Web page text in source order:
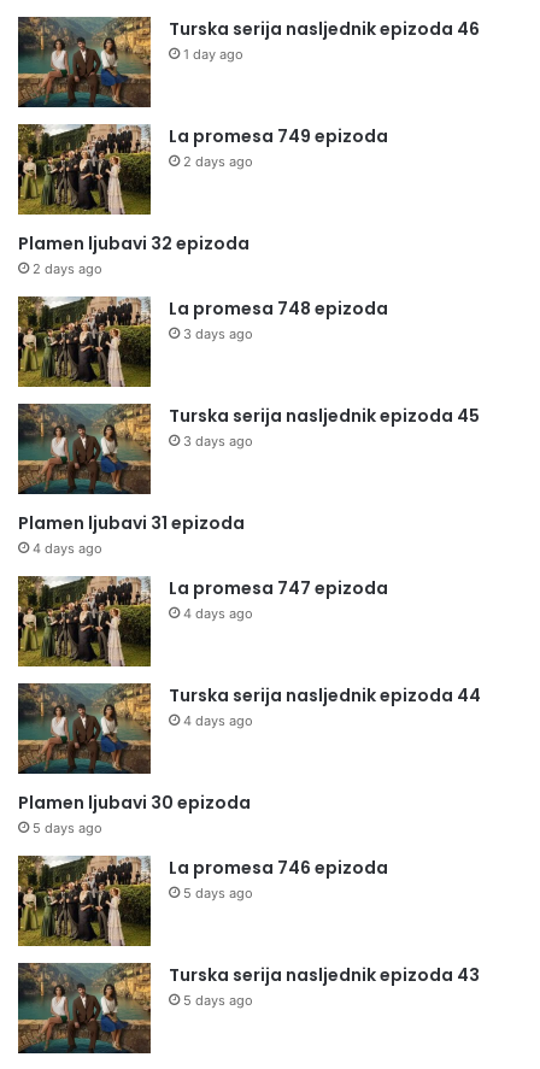
Turska serija nasljednik epizoda 46
1 day ago
La promesa 749 epizoda
2 days ago
Plamen ljubavi 32 epizoda
2 days ago
La promesa 748 epizoda
3 days ago
Turska serija nasljednik epizoda 45
3 days ago
Plamen ljubavi 31 epizoda
4 days ago
La promesa 747 epizoda
4 days ago
Turska serija nasljednik epizoda 44
4 days ago
Plamen ljubavi 30 epizoda
5 days ago
La promesa 746 epizoda
5 days ago
Turska serija nasljednik epizoda 43
5 days ago